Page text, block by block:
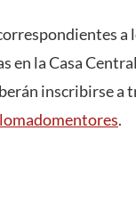
a
en la Casa
inscribirse a
.